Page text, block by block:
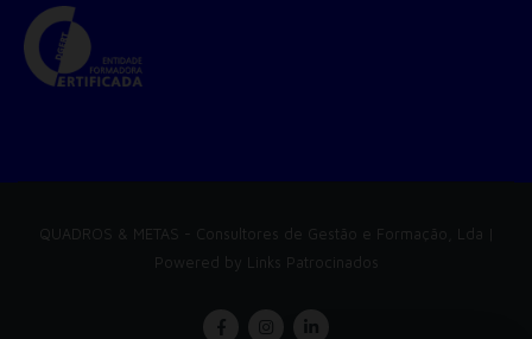
QUADROS & METAS - Consultores de Gestão e Formação, Lda |
Powered by Links Patrocinados